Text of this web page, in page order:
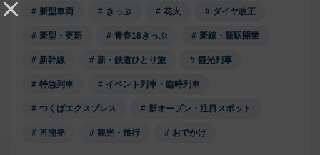
新型車両 きっぷ 花火 ダイヤ改正
新型・更新 青春18きっぷ 新線・新駅開業
新幹線 新・鉄道ひとり旅 観光列車
特急列車 イベント列車・臨時列車
つくばエクスプレス 新オープン・注目スポット
再開発 観光・旅行 おでかけ